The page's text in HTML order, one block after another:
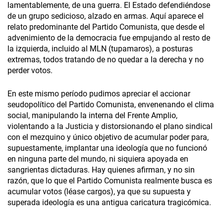
lamentablemente, de una guerra. El Estado defendiéndose
de un grupo sedicioso, alzado en armas. Aquí aparece el
relato predominante del Partido Comunista, que desde el
advenimiento de la democracia fue empujando al resto de
la izquierda, incluido al MLN (tupamaros), a posturas
extremas, todos tratando de no quedar a la derecha y no
perder votos.
En este mismo período pudimos apreciar el accionar
seudopolítico del Partido Comunista, envenenando el clima
social, manipulando la interna del Frente Amplio,
violentando a la Justicia y distorsionando el plano sindical
con el mezquino y único objetivo de acumular poder para,
supuestamente, implantar una ideología que no funcionó
en ninguna parte del mundo, ni siquiera apoyada en
sangrientas dictaduras. Hay quienes afirman, y no sin
razón, que lo que el Partido Comunista realmente busca es
acumular votos (léase cargos), ya que su supuesta y
superada ideología es una antigua caricatura tragicómica.